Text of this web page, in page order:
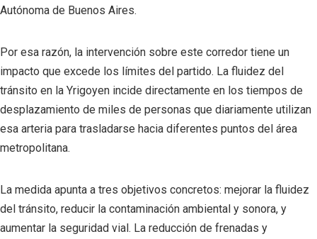
Autónoma de Buenos Aires.
Por esa razón, la intervención sobre este corredor tiene un
impacto que excede los límites del partido. La fluidez del
tránsito en la Yrigoyen incide directamente en los tiempos de
desplazamiento de miles de personas que diariamente utilizan
esa arteria para trasladarse hacia diferentes puntos del área
metropolitana.
La medida apunta a tres objetivos concretos: mejorar la fluidez
del tránsito, reducir la contaminación ambiental y sonora, y
aumentar la seguridad vial. La reducción de frenadas y